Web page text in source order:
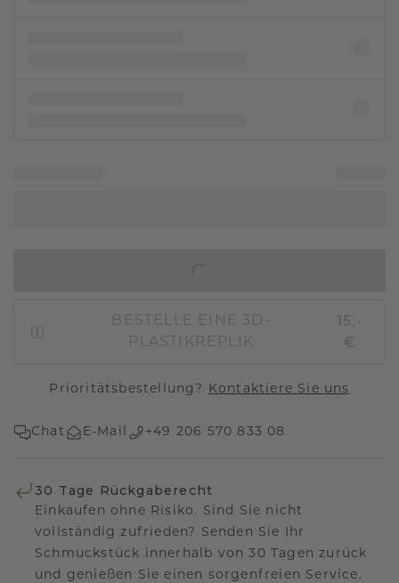
BESTELLE EINE 3D-
PLASTIKREPLIK
15,-
€
Prioritätsbestellung? Kontaktiere Sie uns
Chat E-Mail +49 206 570 833 08
30 Tage Rückgaberecht
Einkaufen ohne Risiko. Sind Sie nicht
vollständig zufrieden? Senden Sie Ihr
Schmuckstück innerhalb von 30 Tagen zurück
und genießen Sie einen sorgenfreien Service.